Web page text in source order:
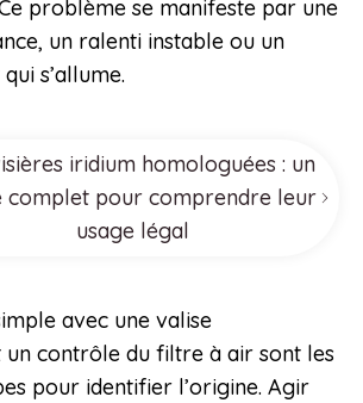
problème se manifeste par une
un ralenti instable ou un
s’allume.
iridium homologuées : un
complet pour comprendre leur
usage légal
avec une valise
contrôle du filtre à air sont les
pour identifier l’origine. Agir